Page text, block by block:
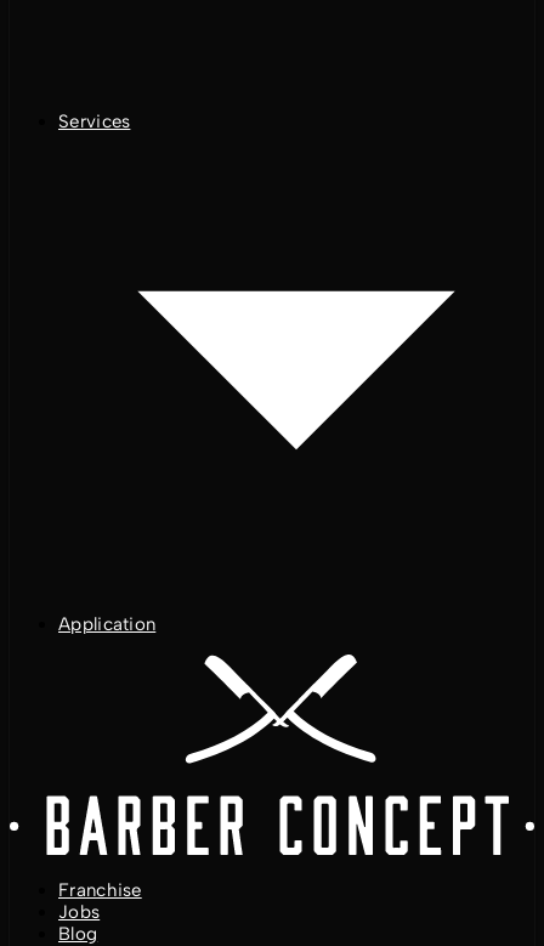
Services
Application
Franchise
Jobs
Blog